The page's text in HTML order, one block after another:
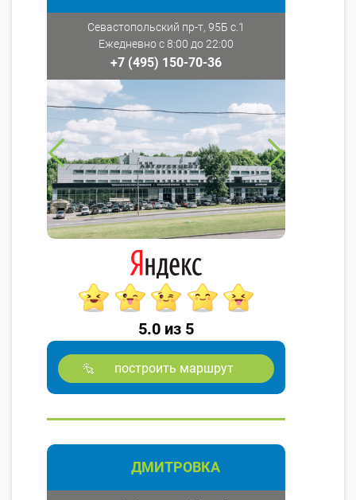
Севастопольский пр-т, 95Б с.1
Ежедневно с 8:00 до 22:00
+7 (495) 150-70-36
5.0 из 5
построить маршрут
ДМИТРОВКА